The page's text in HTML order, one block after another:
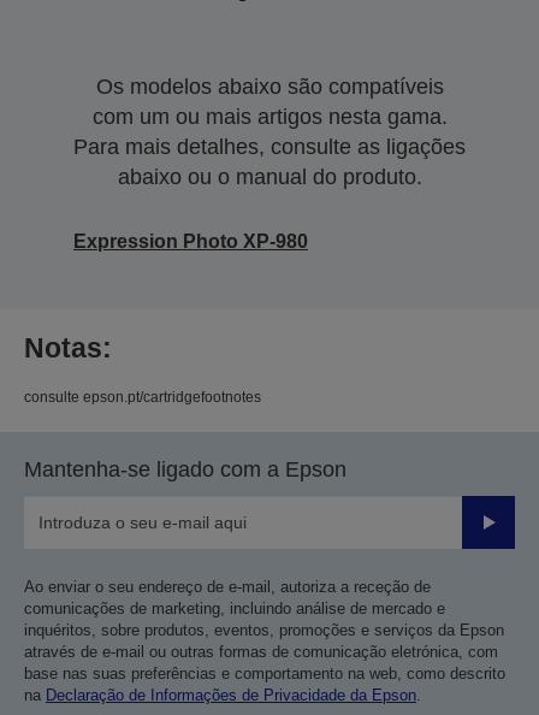
Os modelos abaixo são compatíveis
com um ou mais artigos nesta gama.
Para mais detalhes, consulte as ligações
abaixo ou o manual do produto.
Expression Photo XP-980
Notas:
consulte epson.pt/cartridgefootnotes
Mantenha-se ligado com a Epson
Enviar
Ao enviar o seu endereço de e-mail, autoriza a receção de
comunicações de marketing, incluindo análise de mercado e
inquéritos, sobre produtos, eventos, promoções e serviços da Epson
através de e-mail ou outras formas de comunicação eletrónica, com
base nas suas preferências e comportamento na web, como descrito
na Declaração de Informações de Privacidade da Epson